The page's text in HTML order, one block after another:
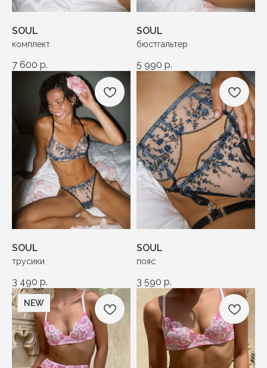
SOUL
комплект
7 600 р.
SOUL
бюстгальтер
5 990 р.
SOUL
трусики
3 490 р.
SOUL
пояс
3 590 р.
NEW